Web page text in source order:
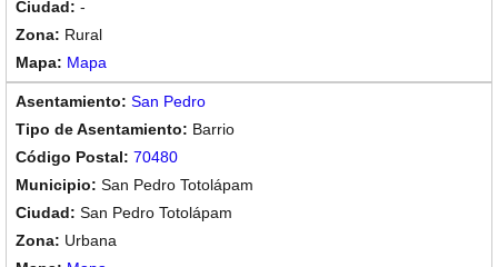
-
Rural
Mapa
San Pedro
Barrio
70480
San Pedro Totolápam
San Pedro Totolápam
Urbana